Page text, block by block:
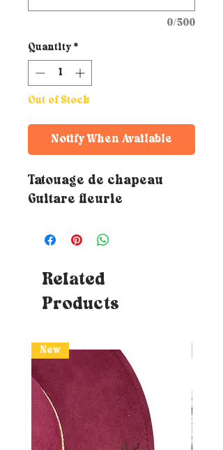
0/500
Quantity *
Out of Stock
Notify When Available
Tatouage de chapeau
Guitare fleurie
Related
Products
New